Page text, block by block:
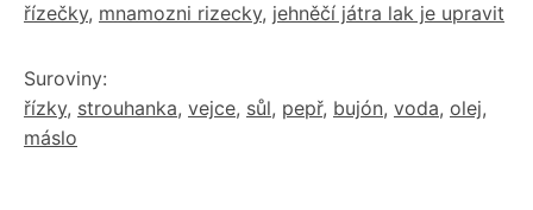
řízečky, mnamozni rizecky, jehněčí játra lak je upravit
Suroviny:
řízky, strouhanka, vejce, sůl, pepř, bujón, voda, olej,
máslo